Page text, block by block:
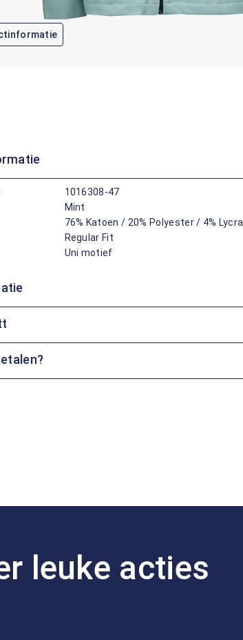
1016308-47
Mint
76% Katoen / 20% Polyester / 4% Lycra
Regular Fit
Uni motief
leuke acties